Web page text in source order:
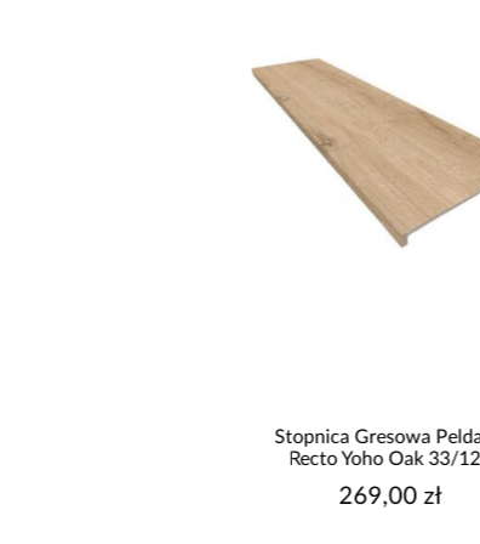
Stopnica Gresowa Peldano
Recto Yoho Oak 33/120
269,00 zł